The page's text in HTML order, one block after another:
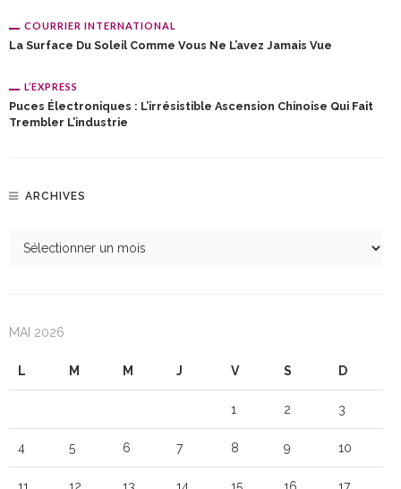
COURRIER INTERNATIONAL
La Surface Du Soleil Comme Vous Ne L’avez Jamais Vue
L’EXPRESS
Puces Électroniques : L’irrésistible Ascension Chinoise Qui Fait
Trembler L’industrie
ARCHIVES
MAI 2026
L M M J V S D
1 2 3
4 5 6 7 8 9 10